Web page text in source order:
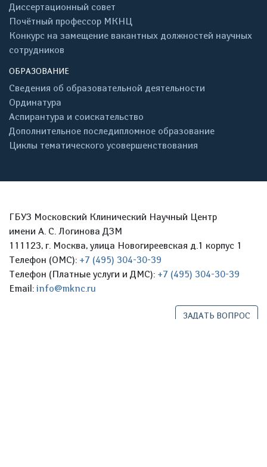
Диссертационный совет
Почётный профессор МКНЦ
Конкурс на замещение вакантных должностей научных
сотрудников
ОБРАЗОВАНИЕ
Сведения об образовательной деятельности
Ординатура
Аспирантура и соискательство
Дополнительное последипломное образование
Циклы тематического усовершенствования
ГБУЗ Московский Клинический Научный Центр
имени А. С. Логинова ДЗМ
111123, г. Москва, улица Новогиреевская д.1 корпус 1
Телефон (ОМС): +7 (495) 304-30-39
Телефон (Платные услуги и ДМС): +7 (495) 304-30-39
Email: info@mknc.ru
ЗАДАТЬ ВОПРОС